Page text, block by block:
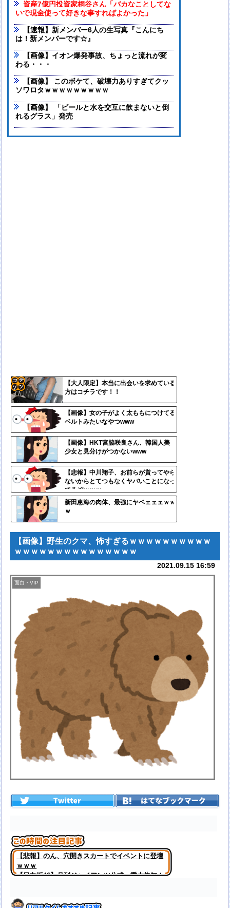
資産7億円投資家桐谷さん「バカなことしてな
いで現金使って好きな事すればよかった」
【速報】新メンバー6人の生写真『こんにち
は！新メンバーです☆』
【画像】イオン爆発事故、ちょっと流れが変
わる・・・
【画像】 このボケて、破壊力ありすぎてクッ
ソワロタｗｗｗｗｗｗｗｗｗ
【画像】 「ビールと水を交互に飲まないと倒
れるグラス」発売
【大人限定】本当に出会いを求めている
方はコチラです！！
【画像】女の子がよく太ももにつけてる
ベルトみたいなやつwww
【画像】HKT宮脇咲良さん、韓国人美
少女と見分けがつかないwww
【悲報】中川翔子、お前らが貰ってやら
ないからとてつもなくヤバいことになっ
てるぞｗｗｗ
新田恵海の肉体、最強にヤベェェェｗｗ
ｗ
コテ
定リ
ンク
更新
ツー
【画像】野生のクマ、怖すぎるｗｗｗｗｗｗｗｗｗｗ
ｗｗｗｗｗｗｗｗｗｗｗｗｗｗｗ
2021.09.15 16:59
面白・VIP
【悲報】のん、穴開きスカートでイベントに登壇
ｗｗｗ
【日向坂46】月刊ジャイアンツ公式、重大告知！